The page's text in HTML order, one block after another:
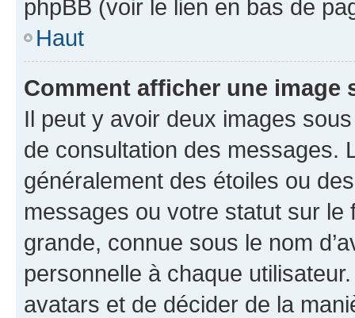
phpBB (voir le lien en bas de
Haut
Comment afficher une image
Il peut y avoir deux images
de consultation des messages.
généralement des étoiles ou
messages ou votre statut sur
grande, connue sous le nom
personnelle à chaque utilisateur.
avatars et de décider de la